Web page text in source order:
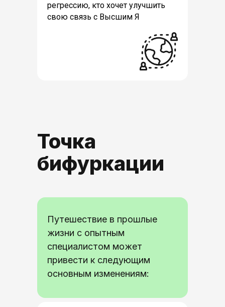
регрессию, кто хочет улучшить
свою связь с Высшим Я
Точка
бифуркации
Путешествие в прошлые
жизни с опытным
специалистом может
привести к следующим
основным изменениям: